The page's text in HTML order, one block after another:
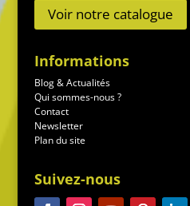
Voir notre catalogue
Informations
Blog & Actualités
Qui sommes-nous ?
Contact
Newsletter
Plan du site
Suivez-nous